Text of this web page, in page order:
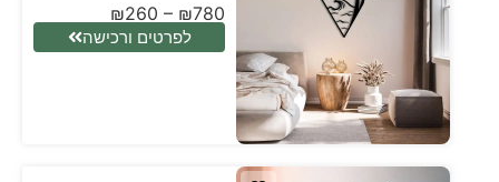
₪260 – ₪780
לפרטים ורכישה